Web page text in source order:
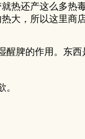
热还产这么多热
大，所以这里商
醒脾的作用。东
。